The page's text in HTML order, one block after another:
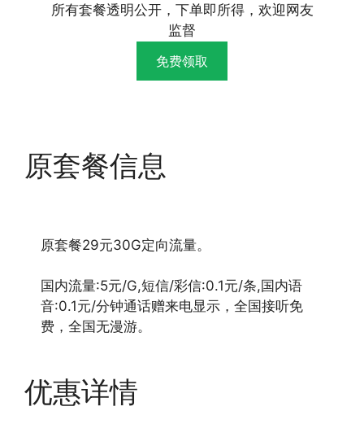
所有套餐透明公开，下单即所得，欢迎网友
监督
免费领取
原套餐信息
原套餐29元30G定向流量。
国内流量:5元/G,短信/彩信:0.1元/条,国内语
音:0.1元/分钟通话赠来电显示，全国接听免
费，全国无漫游。
优惠详情